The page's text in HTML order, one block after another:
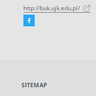
http://buk.ujk.edu.pl/
Facebook
new
SITEMAP